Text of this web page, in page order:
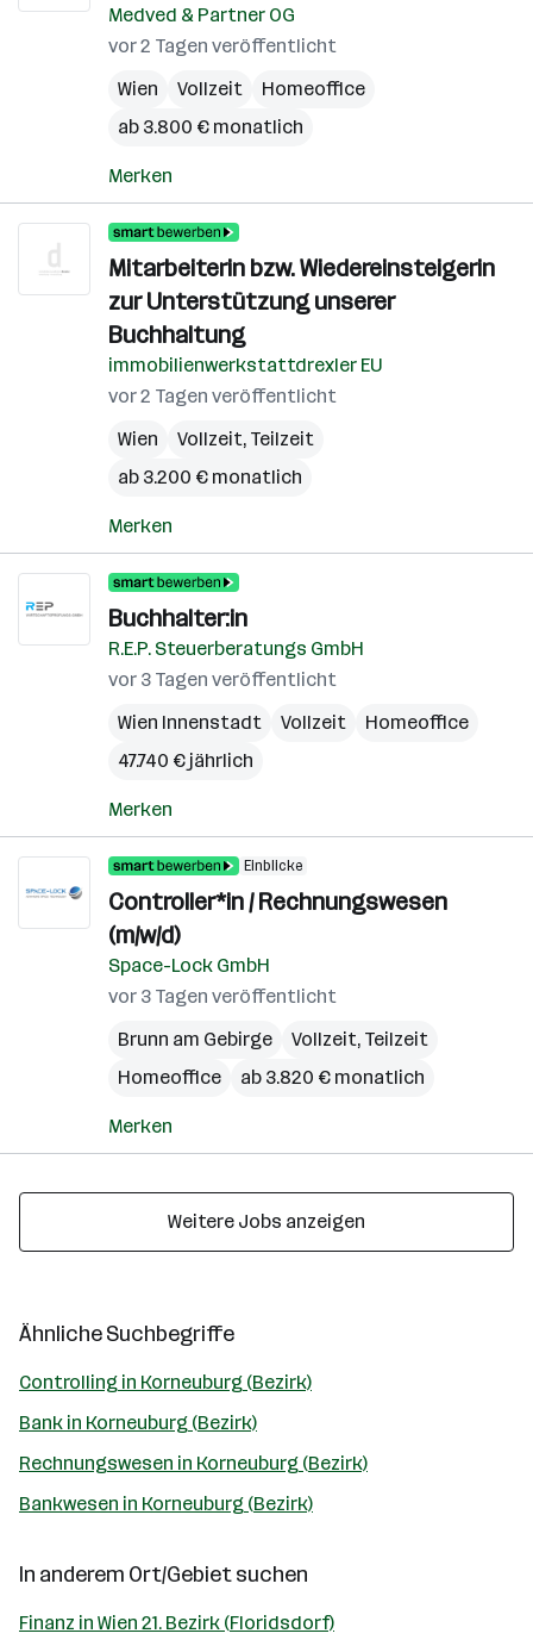
Medved & Partner OG
vor 2 Tagen veröffentlicht
Wien
Vollzeit
Homeoffice
ab 3.800 € monatlich
Merken
Mitarbeiterin bzw. Wiedereinsteigerin
zur Unterstützung unserer
Buchhaltung
immobilienwerkstattdrexler EU
vor 2 Tagen veröffentlicht
Wien
Vollzeit, Teilzeit
ab 3.200 € monatlich
Merken
Buchhalter:in
R.E.P. Steuerberatungs GmbH
vor 3 Tagen veröffentlicht
Wien Innenstadt
Vollzeit
Homeoffice
47.740 € jährlich
Merken
Einblicke
Controller*in / Rechnungswesen
(m/w/d)
Space-Lock GmbH
vor 3 Tagen veröffentlicht
Brunn am Gebirge
Vollzeit, Teilzeit
Homeoffice
ab 3.820 € monatlich
Merken
Weitere Jobs anzeigen
Ähnliche Suchbegriffe
Controlling in Korneuburg (Bezirk)
Bank in Korneuburg (Bezirk)
Rechnungswesen in Korneuburg (Bezirk)
Bankwesen in Korneuburg (Bezirk)
In anderem Ort/Gebiet suchen
Finanz in Wien 21. Bezirk (Floridsdorf)